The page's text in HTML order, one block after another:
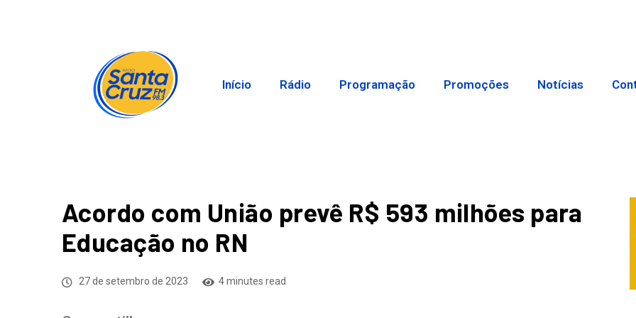
Início Rádio Programação Promoções Notícias
Acordo com União prevê R$ 593 milhões para
Educação no RN
27 de setembro de 2023 4 minutes read